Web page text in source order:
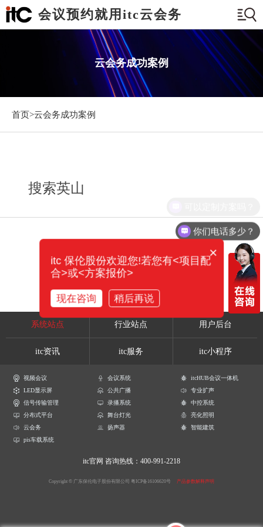
会议预约就用itc云会务
云会务成功案例
首页>云会务成功案例
搜索英山
系统站点 行业站点 用户后台
itc资讯 itc服务 itc小程序
视频会议 会议系统
itcHUB会议一体机
LED显示屏
公共广播
专业扩声
信号传输管理
录播系统
中控系统
分布式平台
舞台灯光
亮化照明
云会务
扬声器
智能建筑
pis车载系统
itc官网 咨询热线：400-991-2218
Copyright © 广东保伦电子股份有限公司 粤ICP备16106620号 产品参数解释声明
你们电话多少？
×
itc 保伦股份欢迎您!若您有<项目配
合>或<方案报价>
现在咨询 稍后再说